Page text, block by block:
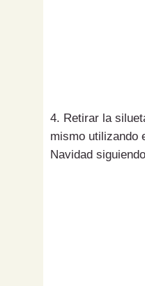
4. Retirar la
mismo utilizando
Navidad